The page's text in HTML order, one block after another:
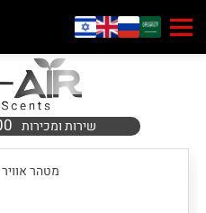
שירות ומכירות
מטהר